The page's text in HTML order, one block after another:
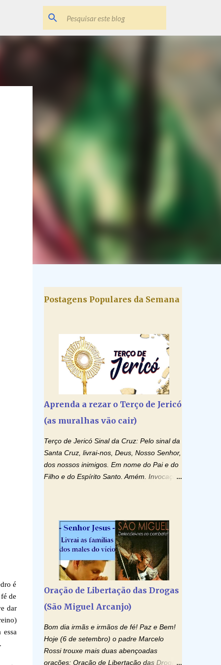
é
de
dar
Postagens Populares da Semana
Aprenda a rezar o Terço de Jericó
(as muralhas vão cair)
Terço de Jericó Sinal da Cruz: Pelo sinal da
Santa Cruz, livrai-nos, Deus, Nosso Senhor,
dos nossos inimigos. Em nome do Pai e do
Filho e do Espírito Santo. Amém. Invocação
o vosso Espírito e tudo será criado. E
renovareis a face da terra. Oremos: Ó
Deus, que instruístes os corações dos
vossos fiéis com a luz do Espírito Santo,
fazei que apreciemos retamente todas as
gozemos sempre da sua consolação. Por
Cristo, Senhor Nosso. Amém. Creio: Creio
céu e da terra; e em Jesus Cristo, seu único
Filho, nosso Senhor; que foi concebido pelo
poder do Espí­rito Santo; nasceu da Virgem
Oração de Libertação das Drogas
(São Miguel Arcanjo)
Bom dia irmãs e irmãos de fé! Paz e Bem!
Hoje (6 de setembro) o padre Marcelo
Rossi trouxe mais duas abençoadas
orações: Oração de Libertação das Drogas